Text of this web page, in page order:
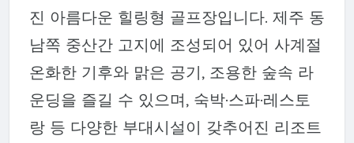
진 아름다운 힐링형 골프장입니다. 제주 동
남쪽 중산간 고지에 조성되어 있어 사계절
온화한 기후와 맑은 공기, 조용한 숲속 라
운딩을 즐길 수 있으며, 숙박·스파·레스토
랑 등 다양한 부대시설이 갖추어진 리조트